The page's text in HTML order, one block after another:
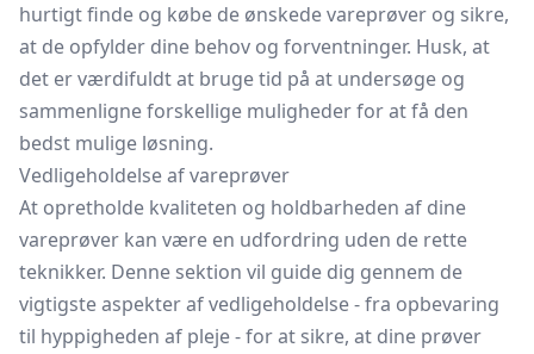
hurtigt finde og købe de ønskede vareprøver og sikre,
at de opfylder dine behov og forventninger. Husk, at
det er værdifuldt at bruge tid på at undersøge og
sammenligne forskellige muligheder for at få den
bedst mulige løsning.
Vedligeholdelse af vareprøver
At opretholde kvaliteten og holdbarheden af dine
vareprøver kan være en udfordring uden de rette
teknikker. Denne sektion vil guide dig gennem de
vigtigste aspekter af vedligeholdelse - fra opbevaring
til hyppigheden af pleje - for at sikre, at dine prøver